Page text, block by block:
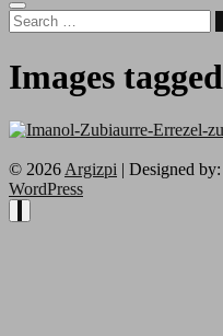
Images
© 2026 Argizpi | Designed by:
WordPress